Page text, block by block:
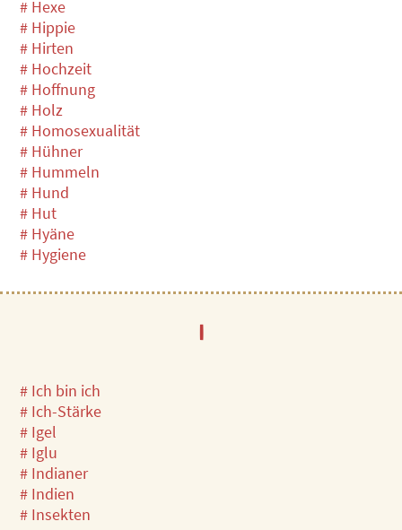
# Hexe
# Hippie
# Hirten
# Hochzeit
# Hoffnung
# Holz
# Homosexualität
# Hühner
# Hummeln
# Hund
# Hut
# Hyäne
# Hygiene
I
# Ich bin ich
# Ich-Stärke
# Igel
# Iglu
# Indianer
# Indien
# Insekten